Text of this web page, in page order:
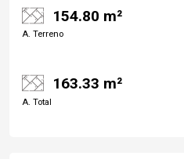
154.80 m²
A. Terreno
163.33 m²
A. Total